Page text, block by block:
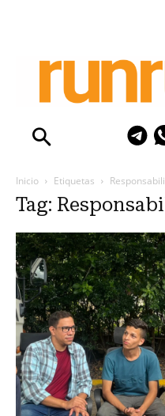
Inicio Etiquetas
Tag: